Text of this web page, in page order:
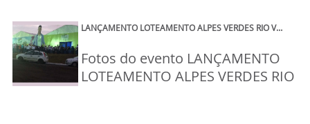
LANÇAMENTO LOTEAMENTO ALPES VERDES RIO V…
Fotos do evento LANÇAMENTO
LOTEAMENTO ALPES VERDES RIO